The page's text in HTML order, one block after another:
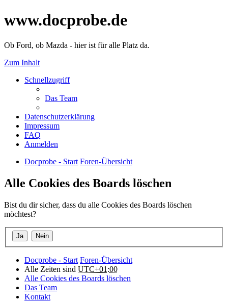
www.docprobe.de
Ob Ford, ob Mazda - hier ist für alle Platz da.
Zum Inhalt
Schnellzugriff
Das Team
Datenschutzerklärung
Impressum
FAQ
Anmelden
Docprobe - Start Foren-Übersicht
Alle Cookies des Boards löschen
Bist du dir sicher, dass du alle Cookies des Boards löschen
möchtest?
Docprobe - Start Foren-Übersicht
Alle Zeiten sind UTC+01:00
Alle Cookies des Boards löschen
Das Team
Kontakt